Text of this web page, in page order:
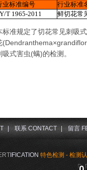
业标准编号
行业标准
T 1965-2011
鲜切花常
标准规定了切花常见刺吸
吸式害虫(螨)的检测。
IFICATION 特色检测 - 检测
| 联系 CONTACT | 留言